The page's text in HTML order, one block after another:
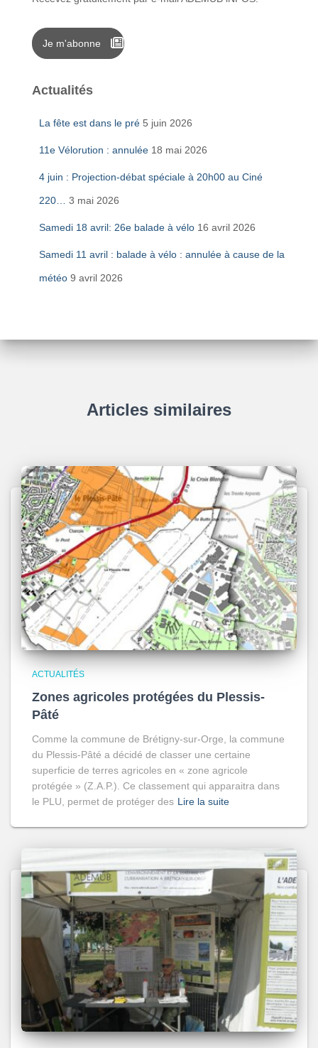
Je m'abonne
Actualités
La fête est dans le pré 5 juin 2026
11e Vélorution : annulée 18 mai 2026
4 juin : Projection-débat spéciale à 20h00 au Ciné
220… 3 mai 2026
Samedi 18 avril: 26e balade à vélo 16 avril 2026
Samedi 11 avril : balade à vélo : annulée à cause de la
météo 9 avril 2026
Articles similaires
ACTUALITÉS
Zones agricoles protégées du Plessis-
Pâté
Comme la commune de Brétigny-sur-Orge, la commune
du Plessis-Pâté a décidé de classer une certaine
superficie de terres agricoles en « zone agricole
protégée » (Z.A.P.). Ce classement qui apparaitra dans
le PLU, permet de protéger des Lire la suite